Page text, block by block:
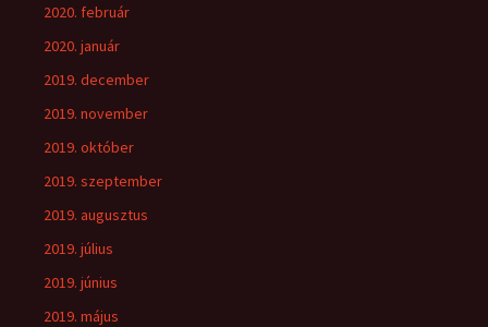
2020. február
2020. január
2019. december
2019. november
2019. október
2019. szeptember
2019. augusztus
2019. július
2019. június
2019. május